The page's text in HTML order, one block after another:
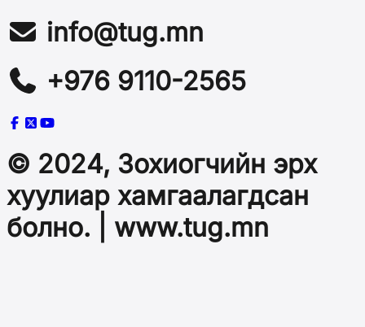
info@tug.mn
+976 9110-2565
© 2024, Зохиогчийн эрх
хуулиар хамгаалагдсан
болно. | www.tug.mn